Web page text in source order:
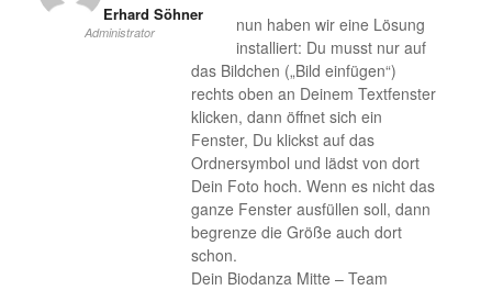
Erhard Söhner
Administrator
nun haben wir eine Lösung
installiert: Du musst nur auf
das Bildchen („Bild einfügen“)
rechts oben an Deinem Textfenster
klicken, dann öffnet sich ein
Fenster, Du klickst auf das
Ordnersymbol und lädst von dort
Dein Foto hoch. Wenn es nicht das
ganze Fenster ausfüllen soll, dann
begrenze die Größe auch dort
schon.
Dein Biodanza Mitte – Team